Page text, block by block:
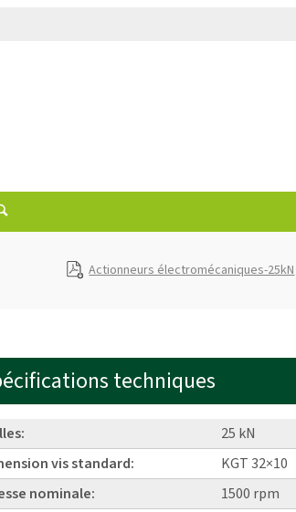
Actionneurs électromécaniques-25kN
techniques
25 kN
vis standard:
KGT 32×10
nominale:
1500 rpm